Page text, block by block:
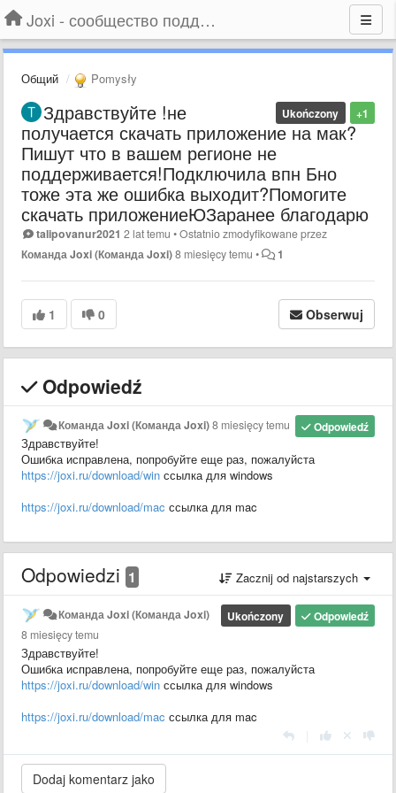
Joxi - сообщество поддержки
Общий Pomysły
+1
Ukończony
Здравствуйте !не
получается скачать приложение на мак?
Пишут что в вашем регионе не
поддерживается!Подключила впн Бно
тоже эта же ошибка выходит?Помогите
скачать приложениеЮЗаранее благодарю
talipovanur2021 2 lat temu •Ostatnio zmodyfikowane przez
Команда Joxi (Команда Joxi)8 miesięcy temu • 1
1 0 Obserwuj
Odpowiedź
Odpowiedź
Команда Joxi (Команда Joxi)8 miesięcy temu
Здравствуйте!
Ошибка исправлена, попробуйте еще раз, пожалуйста
https://joxi.ru/download/win ссылка для windows
https://joxi.ru/download/mac ссылка для mac
Odpowiedzi 1 Zacznij od najstarszych
Odpowiedź
Ukończony
Команда Joxi (Команда Joxi)
8 miesięcy temu
Здравствуйте!
Ошибка исправлена, попробуйте еще раз, пожалуйста
https://joxi.ru/download/win ссылка для windows
https://joxi.ru/download/mac ссылка для mac